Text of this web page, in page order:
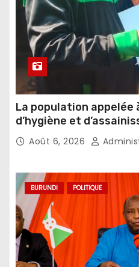
La population
d’hygiène et
Août 6, 2026
BURUNDI POLITIQUE